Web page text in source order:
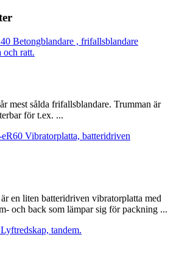
mest sålda frifallsblandare. Trumman är
för t.ex. ...
en liten batteridriven vibratorplatta med
och back som lämpar sig för packning ...